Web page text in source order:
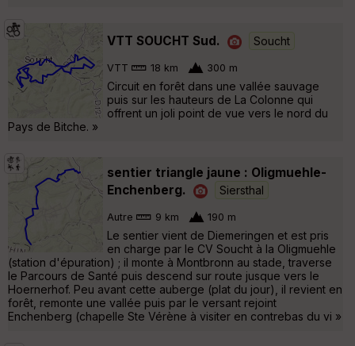
VTT SOUCHT Sud. Soucht
VTT 18 km 300 m
Circuit en forêt dans une vallée sauvage
puis sur les hauteurs de La Colonne qui
offrent un joli point de vue vers le nord du
Pays de Bitche. »
sentier triangle jaune : Oligmuehle-
Enchenberg.
Siersthal
Autre 9 km 190 m
Le sentier vient de Diemeringen et est pris
en charge par le CV Soucht à la Oligmuehle
(station d'épuration) ; il monte à Montbronn au stade, traverse
le Parcours de Santé puis descend sur route jusque vers le
Hoernerhof. Peu avant cette auberge (plat du jour), il revient en
forêt, remonte une vallée puis par le versant rejoint
Enchenberg (chapelle Ste Vérène à visiter en contrebas du vi »